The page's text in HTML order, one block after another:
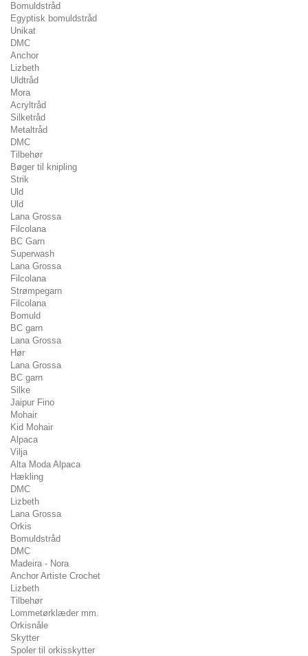
Bomuldstråd
Egyptisk bomuldstråd
Unikat
DMC
Anchor
Lizbeth
Uldtråd
Mora
Acryltråd
Silketråd
Metaltråd
DMC
Tilbehør
Bøger til knipling
Strik
Uld
Uld
Lana Grossa
Filcolana
BC Garn
Superwash
Lana Grossa
Filcolana
Strømpegarn
Filcolana
Bomuld
BC garn
Lana Grossa
Hør
Lana Grossa
BC garn
Silke
Jaipur Fino
Mohair
Kid Mohair
Alpaca
Vilja
Alta Moda Alpaca
Hækling
DMC
Lizbeth
Lana Grossa
Orkis
Bomuldstråd
DMC
Madeira - Nora
Anchor Artiste Crochet
Lizbeth
Tilbehør
Lommetørklæder mm.
Orkisnåle
Skytter
Spoler til orkisskytter